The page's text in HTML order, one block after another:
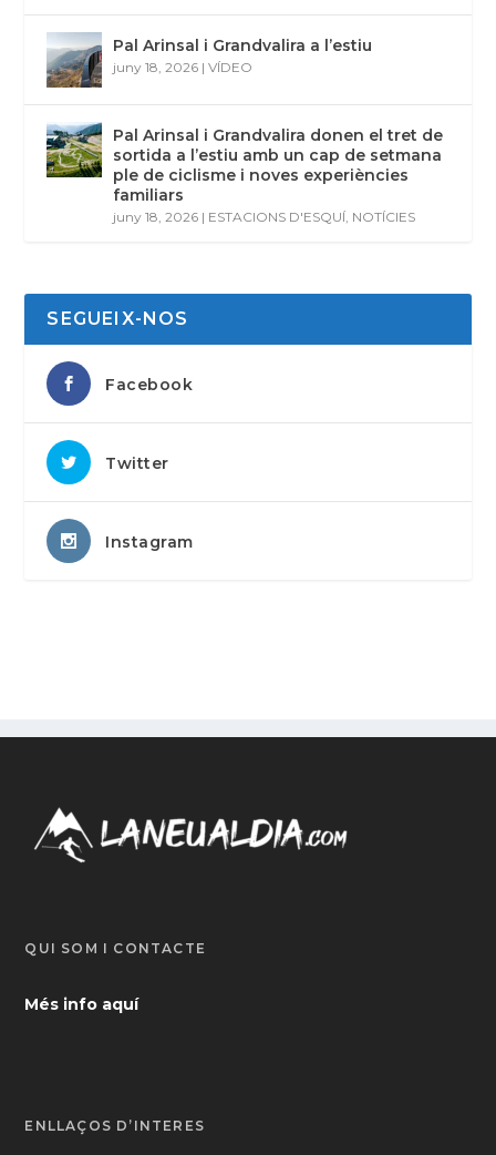
Pal Arinsal i Grandvalira a l’estiu
juny 18, 2026 |VÍDEO
Pal Arinsal i Grandvalira donen el tret de
sortida a l’estiu amb un cap de setmana
ple de ciclisme i noves experiències
familiars
juny 18, 2026 | ESTACIONS D'ESQUÍ, NOTÍCIES
SEGUEIX-NOS
Facebook
Twitter
Instagram
QUI SOM I CONTACTE
Més info aquí
ENLLAÇOS D’INTERÈS